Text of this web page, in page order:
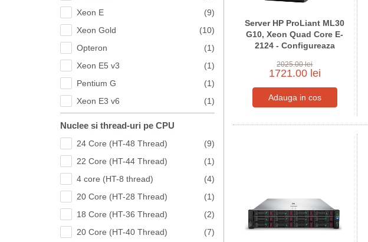
Xeon E
(9)
Xeon Gold
(10)
Opteron
(1)
Xeon E5 v3
(1)
Pentium G
(1)
Xeon E3 v6
(1)
Nuclee si thread-uri pe CPU
24 Core (HT-48 Thread)
(9)
22 Core (HT-44 Thread)
(1)
4 core (HT-8 thread)
(4)
20 Core (HT-28 Thread)
(1)
18 Core (HT-36 Thread)
(2)
20 Core (HT-40 Thread)
(7)
Server HP ProLiant ML30
G10, Xeon Quad Core E-
2124 - Configureaza
2025.00 lei
1721.00 lei